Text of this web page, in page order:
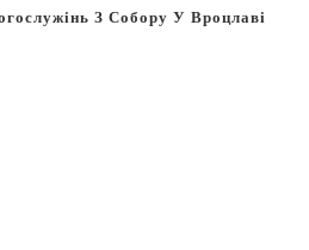
З Собору У Вроцлаві